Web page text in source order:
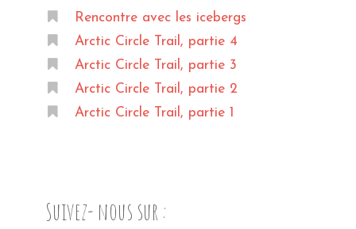
Rencontre avec les icebergs
Arctic Circle Trail, partie 4
Arctic Circle Trail, partie 3
Arctic Circle Trail, partie 2
Arctic Circle Trail, partie 1
Suivez- nous sur :